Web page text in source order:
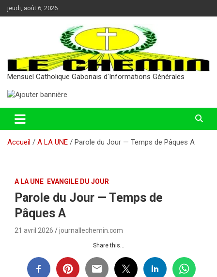
Aller
au
jeudi, août 6, 2026
Mensuel Catholique Gabonais d'Informations Générales
Accueil A LA UNE Parole du Jour — Temps de Pâques A
A LA UNE EVANGILE DU JOUR
Parole du Jour — Temps de
Pâques A
21 avril 2026 journallechemin.com
Share this...